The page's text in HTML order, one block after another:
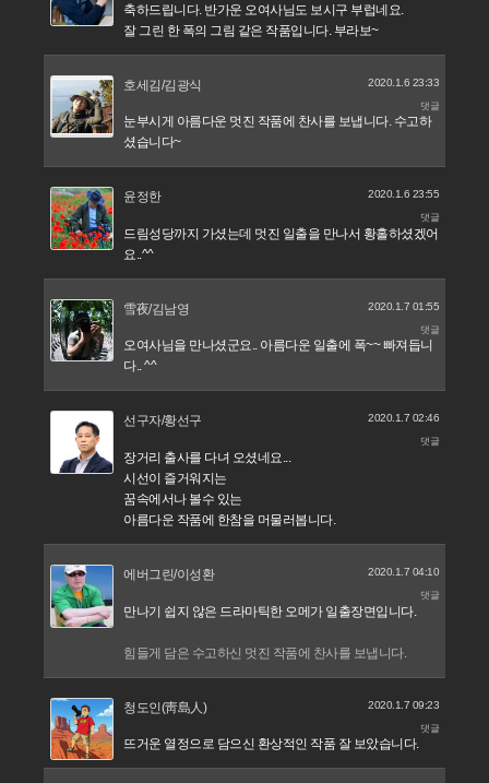
축하드립니다. 반가운 오여사님도 보시구 부럽네요.
잘 그린 한 폭의 그림 같은 작품입니다. 부라보~
호세김/김광식 2020.1.6 23:33
댓글
눈부시게 아름다운 멋진 작품에 찬사를 보냅니다. 수고하
셨습니다~
윤정한 2020.1.6 23:55
댓글
드림성당까지 가셨는데 멋진 일출을 만나서 황홀하셨겠어
요..^^
雪夜/김남영 2020.1.7 01:55
댓글
오여사님을 만나셨군요.. 아름다운 일출에 폭~~ 빠져듭니
다.. ^^
선구자/황선구 2020.1.7 02:46
댓글
장거리 출사를 다녀 오셨네요...
시선이 즐거워지는
꿈속에서나 볼수 있는
아름다운 작품에 한참을 머물러봅니다.
에버그린/이성환 2020.1.7 04:10
댓글
만나기 쉽지 않은 드라마틱한 오메가 일출장면입니다.
힘들게 담은 수고하신 멋진 작품에 찬사를 보냅니다.
청도인(靑島人) 2020.1.7 09:23
댓글
뜨거운 열정으로 담으신 환상적인 작품 잘 보았습니다.